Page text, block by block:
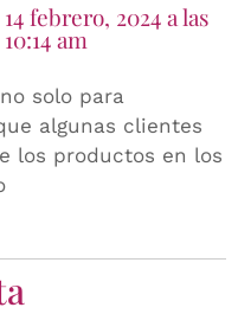
14 febrero, 2024 a las
10:14 am
solo para
algunas clientes
los productos en los